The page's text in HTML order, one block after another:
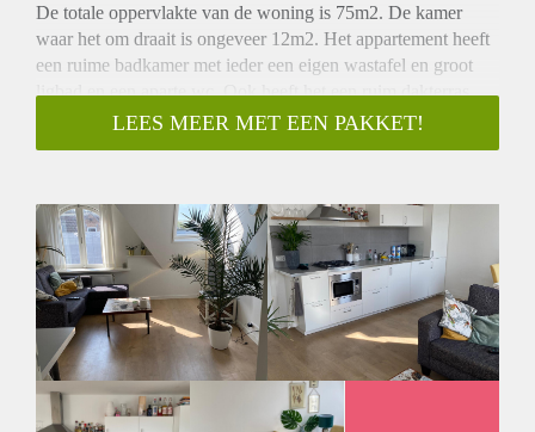
De totale oppervlakte van de woning is 75m2. De kamer
waar het om draait is ongeveer 12m2. Het appartement heeft
een ruime badkamer met ieder een eigen wastafel en groot
ligbad en een aparte wc. Ook heeft het een ruim dakterras
waar je de hele dag in de zon kunt zitten en de hele stad kunt
zien. Het huis is 3 jaar geleden nieuw opgeleverd dus ziet er
zitten die je nodig hebt (ah, jumbo, hema, etos, h&m etc).
Ik zoek een vrouwelijk huisgenootje van 25+ die ook
werkend is. De huur bedraagt 915 euro incl. Stuur me een
berichtje voor meer informatie of bij interesse!
LEES MEER MET EEN PAKKET!